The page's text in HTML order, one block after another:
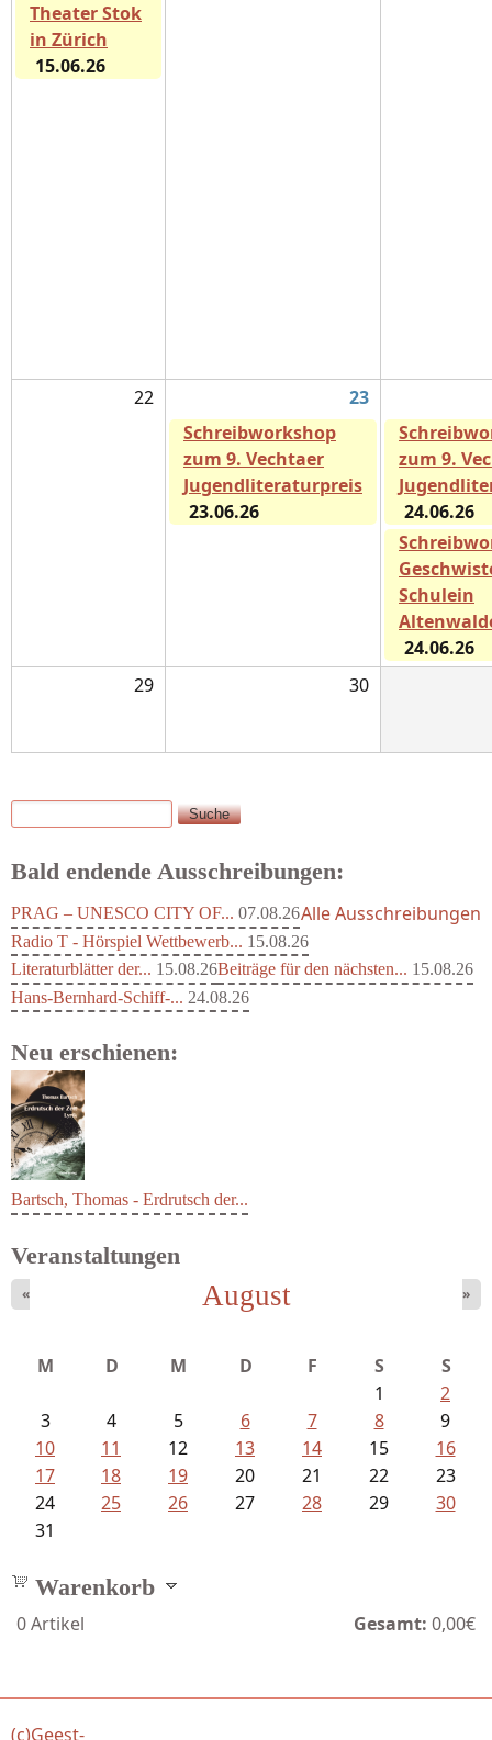
Theater Stok
in Zürich
15.06.26
22
23
Schreibworkshop
zum 9. Vechtaer
Jugendliteraturpreis
23.06.26
zum 9.
24.06.26
Schulein
24.06.26
29
30
Suchformular
Suche
Bald endende Ausschreibungen:
PRAG – UNESCO CITY OF... 07.08.26
Radio T - Hörspiel Wettbewerb... 15.08.26
Literaturblätter der... 15.08.26Beiträge für den nächsten... 15.08.26
Hans-Bernhard-Schiff-... 24.08.26
Alle Ausschreibungen
Neu erschienen:
Bartsch, Thomas - Erdrutsch der...
Veranstaltungen
August
« »
M D M D F S
S
1
2
3
4 5 6 7 8
9
10
11 12 13 14 15
16
17
18 19 20 21 22
23
24
25 26 27 28 29
30
31
Warenkorb
0Artikel Gesamt: 0,00€
(c)Geest-